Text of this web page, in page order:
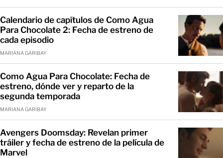
Calendario de capítulos de Como Agua
Para Chocolate 2: Fecha de estreno de
cada episodio
MARIANA GARIBAY
Como Agua Para Chocolate: Fecha de
estreno, dónde ver y reparto de la
segunda temporada
MARIANA GARIBAY
Avengers Doomsday: Revelan primer
tráiler y fecha de estreno de la película de
Marvel